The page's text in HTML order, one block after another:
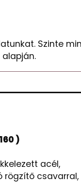
Szinte
)
acél,
rögzítő csavarral,